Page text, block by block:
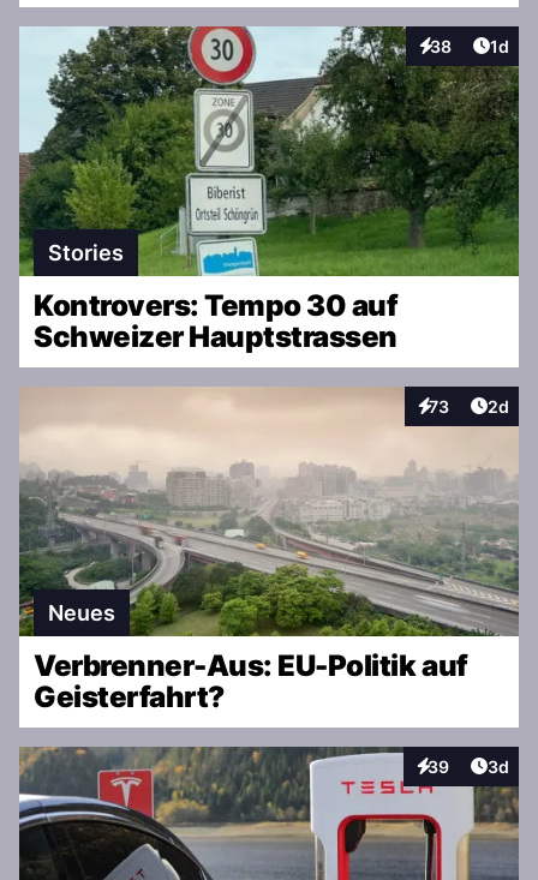
38
Interaktionen
1d
Stories
Kontrovers: Tempo 30 auf
Schweizer Hauptstrassen
73
Interaktionen
2d
Neues
Verbrenner-Aus: EU-Politik auf
Geisterfahrt?
39
Interaktionen
3d